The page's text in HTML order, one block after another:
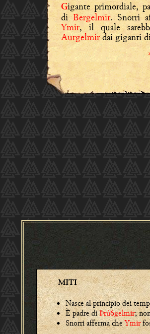
Gigante primordiale,
di Bergelmir. Snorri
Ymir, il quale
Aurgelmirdai giganti
MITI
Nasce al principio dei
È padre diÞrúðgelmir;
Snorri afferma cheYmir